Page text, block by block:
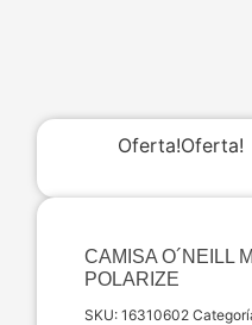
Oferta!Oferta!
CAMISA O´NEILL
POLARIZE
SKU:16310602